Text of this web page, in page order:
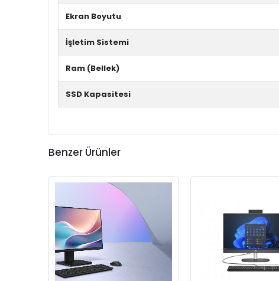
Ekran Boyutu
İşletim Sistemi
Ram (Bellek)
SSD Kapasitesi
Benzer Ürünler